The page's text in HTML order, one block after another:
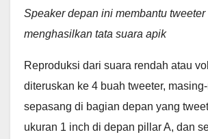
Speaker depan ini membantu
menghasilkan tata suara apik
Reproduksi dari suara rendah atau
diteruskan ke 4 buah tweeter,
sepasang di bagian depan yang
ukuran 1 inch di depan pillar A, dan